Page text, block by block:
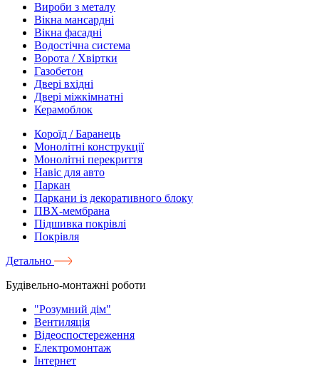
Вироби з металу
Вікна мансардні
Вікна фасадні
Водостічна система
Ворота / Хвіртки
Газобетон
Двері вхідні
Двері міжкімнатні
Керамоблок
Короїд / Баранець
Монолітні конструкції
Монолітні перекриття
Навіс для авто
Паркан
Паркани із декоративного блоку
ПВХ-мембрана
Підшивка покрівлі
Покрівля
Детально
Будівельно-монтажні роботи
"Розумний дім"
Вентиляція
Відеоспостереження
Електромонтаж
Інтернет